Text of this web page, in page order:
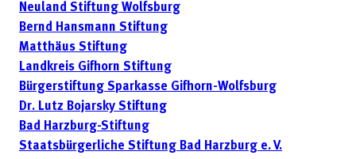
Neuland Stiftung Wolfsburg
Bernd Hansmann Stiftung
Matthäus Stiftung
Landkreis Gifhorn Stiftung
Bürgerstiftung Sparkasse Gifhorn-Wolfsburg
Dr. Lutz Bojarsky Stiftung
Bad Harzburg-Stiftung
Staatsbürgerliche Stiftung Bad Harzburg e. V.